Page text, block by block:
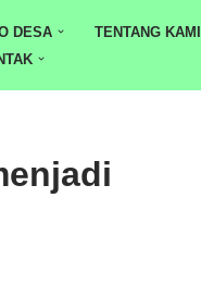
DESA TENTANG KAMI